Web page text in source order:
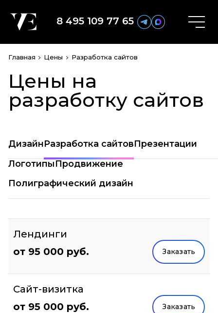
8 495 109 77 65
Главная Цены Разработка сайтов
Цены на
разработку сайтов
ДизайнРазработка сайтовПрезентации
Логотипы
Полиграфический дизайн
Продвижение
Лендинги
от 95 000 руб.
Заказать
Сайт-визитка
от 95 000 руб.
Заказать